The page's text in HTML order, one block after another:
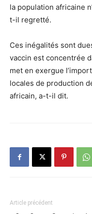
la population africaine
t-il regretté.
Ces inégalités sont
vaccin est concentrée
met en exergue
locales de production
africain, a-t-il dit.
Article précédent